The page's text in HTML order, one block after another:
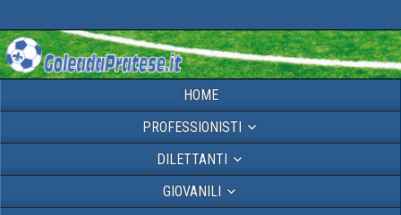
HOME
PROFESSIONISTI
DILETTANTI
GIOVANILI